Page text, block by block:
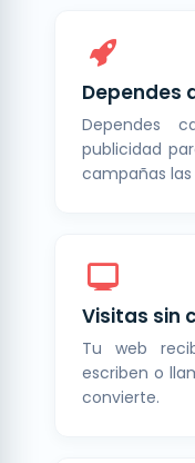
Dependes
Dependes
publicidad
campañas
Visitas sin
Tu web
escriben o
convierte.